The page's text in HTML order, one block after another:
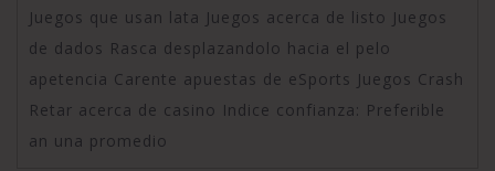
Juegos que usan lata Juegos acerca de listo Juegos
de dados Rasca desplazandolo hacia el pelo
apetencia Carente apuestas de eSports Juegos Crash
Retar acerca de casino Indice confianza: Preferible
an una promedio